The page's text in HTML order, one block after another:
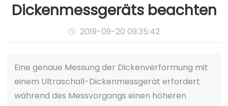
Dickenmessgeräts beachten
 2019-09-20 09:35:42
Eine genaue Messung der Dickenverformung mit
einem Ultraschall-Dickenmessgerät erfordert
während des Messvorgangs einen höheren